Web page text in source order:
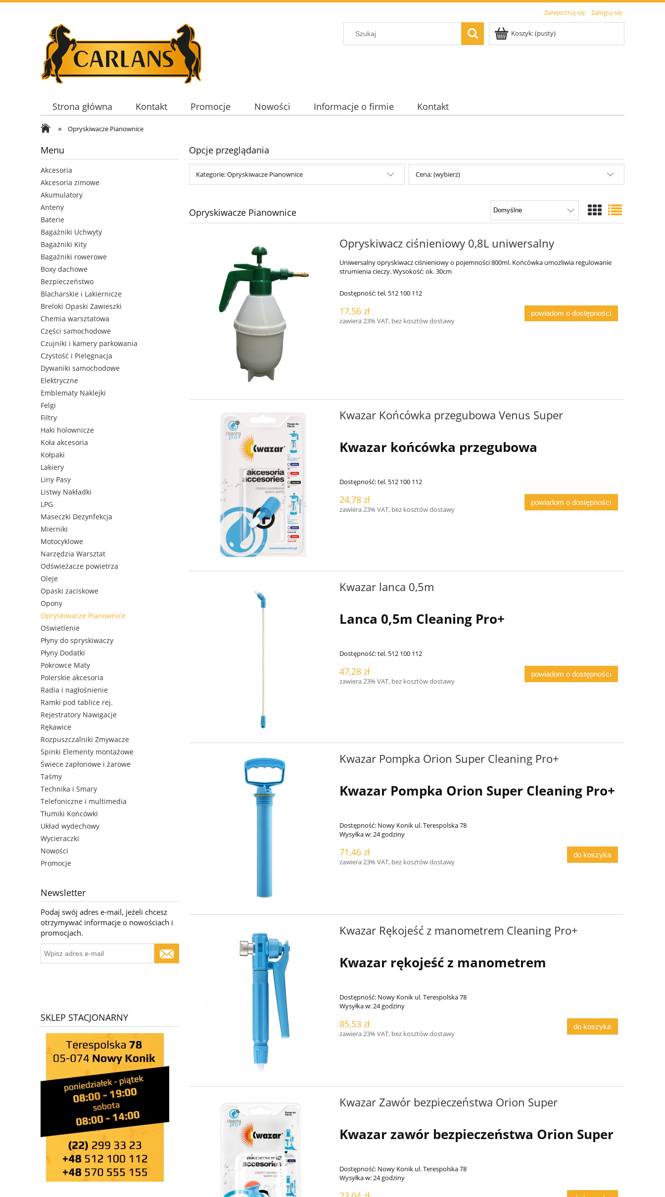
Zarejestruj się Zaloguj się
Koszyk:(pusty)
Strona główna Kontakt Promocje Nowości Informacje o firmie Kontakt
» Opryskiwacze Pianownice
Menu
Akcesoria
Akcesoria zimowe
Akumulatory
Anteny
Baterie
Bagażniki Uchwyty
Bagażniki Kity
Bagażniki rowerowe
Boxy dachowe
Bezpieczeństwo
Blacharskie i Lakiernicze
Breloki Opaski Zawieszki
Chemia warsztatowa
Części samochodowe
Czujniki i kamery parkowania
Czystość i Pielęgnacja
Dywaniki samochodowe
Elektryczne
Emblematy Naklejki
Felgi
Filtry
Haki holownicze
Koła akcesoria
Kołpaki
Lakiery
Liny Pasy
Listwy Nakładki
LPG
Maseczki Dezynfekcja
Mierniki
Motocyklowe
Narzędzia Warsztat
Odświeżacze powietrza
Oleje
Opaski zaciskowe
Opony
Opryskiwacze Pianownice
Oświetlenie
Płyny do spryskiwaczy
Płyny Dodatki
Pokrowce Maty
Polerskie akcesoria
Radia i nagłośnienie
Ramki pod tablice rej.
Rejestratory Nawigacje
Rękawice
Rozpuszczalniki Zmywacze
Spinki Elementy montażowe
Świece zapłonowe i żarowe
Taśmy
Technika i Smary
Telefoniczne i multimedia
Tłumiki Końcówki
Układ wydechowy
Wycieraczki
Nowości
Promocje
Newsletter
Podaj swój adres e-mail, jeżeli chcesz
otrzymywać informacje o nowościach i
promocjach.
SKLEP STACJONARNY
Opcje przeglądania
Kategorie: Opryskiwacze Pianownice Cena: (wybierz)
Opryskiwacze Pianownice
Opryskiwacz ciśnieniowy 0,8L uniwersalny
Uniwersalny opryskiwacz ciśnieniowy o pojemności 800ml. Końcówka umożliwia regulowanie
strumienia cieczy. Wysokość: ok. 30cm
Dostępność:tel. 512 100 112
17,56 zł
zawiera 23% VAT, bez kosztów dostawy
powiadom o dostępności
Kwazar Końcówka przegubowa Venus Super
Kwazar końcówka przegubowa
Dostępność:tel. 512 100 112
24,78 zł
zawiera 23% VAT, bez kosztów dostawy
powiadom o dostępności
Kwazar lanca 0,5m
Lanca 0,5m Cleaning Pro+
Dostępność:tel. 512 100 112
47,28 zł
zawiera 23% VAT, bez kosztów dostawy
powiadom o dostępności
Kwazar Pompka Orion Super Cleaning Pro+
Kwazar Pompka Orion Super Cleaning Pro+
Dostępność: Nowy Konik ul. Terespolska 78
Wysyłka w:24 godziny
71,46 zł
zawiera 23% VAT, bez kosztów dostawy
do koszyka
Kwazar Rękojeść z manometrem Cleaning Pro+
Kwazar rękojeść z manometrem
Dostępność: Nowy Konik ul. Terespolska 78
Wysyłka w:24 godziny
85,53 zł
zawiera 23% VAT, bez kosztów dostawy
do koszyka
Kwazar Zawór bezpieczeństwa Orion Super
Kwazar zawór bezpieczeństwa Orion Super
Dostępność: Nowy Konik ul. Terespolska 78
Wysyłka w:24 godziny